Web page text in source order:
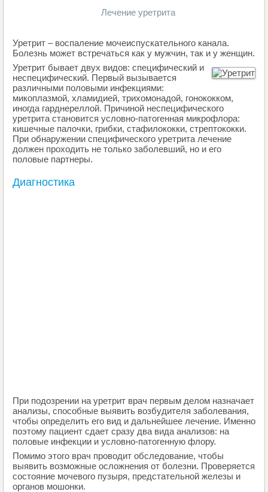
Лечение уретрита
Уретрит – воспаление мочеиспускательного канала.
Болезнь может встречаться как у мужчин, так и у женщин.
Уретрит бывает двух видов: специфический и
неспецифический. Первый вызывается
различными половыми инфекциями:
микоплазмой, хламидией, трихомонадой, гонококком,
иногда гарднереллой. Причиной неспецифического
уретрита становится условно-патогенная микрофлора:
кишечные палочки, грибки, стафилококки, стрептококки.
При обнаружении специфического уретрита лечение
должен проходить не только заболевший, но и его
половые партнеры.
Диагностика
При подозрении на уретрит врач первым делом назначает
анализы, способные выявить возбудителя заболевания,
чтобы определить его вид и дальнейшее лечение. Именно
поэтому пациент сдает сразу два вида анализов: на
половые инфекции и условно-патогенную флору.
Помимо этого врач проводит обследование, чтобы
выявить возможные осложнения от болезни. Проверяется
состояние мочевого пузыря, предстательной железы и
органов мошонки.